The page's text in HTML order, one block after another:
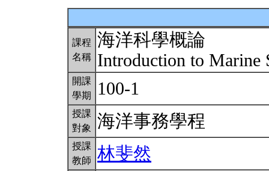
課程
名稱
海洋科學概論
Introduction to Marine
開課
學期
100-1
授課
對象
海洋事務學程
授課
教師
林斐然